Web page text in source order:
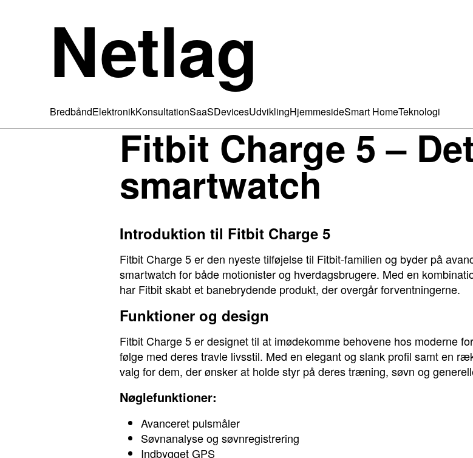
Netlag
BredbåndElektronikKonsultationSaaSDevicesUdviklingHjemmesideSmart HomeTeknologi
Fitbit Charge 5 –
smartwatch
Introduktion til Fitbit Charge 5
Fitbit Charge 5 er den nyeste tilføjelse til Fitbit-familien og byder på
smartwatch for både motionister og hverdagsbrugere. Med en
har Fitbit skabt et banebrydende produkt, der overgår forventningerne.
Funktioner og design
Fitbit Charge 5 er designet til at imødekomme behovene hos moderne
følge med deres travle livsstil. Med en elegant og slank profil samt en
valg for dem, der ønsker at holde styr på deres træning, søvn og
Nøglefunktioner:
Avanceret pulsmåler
Søvnanalyse og søvnregistrering
Indbygget GPS